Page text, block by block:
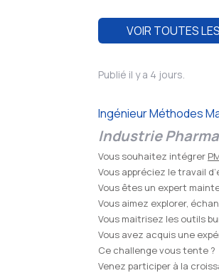
VOIR TOUTES
Publié il y a 4 jours.
Ingénieur Méthodes
Industrie
Vous souhaitez intégrer
Vous appréciez le travail
Vous êtes un expert
Vous aimez explorer,
Vous maitrisez les outils
Vous avez acquis une
Ce challenge vous tente ?
Venez participer à la